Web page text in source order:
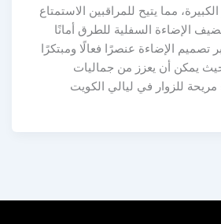
مما يتيح للمراقبين الاستمتاع
الإضاءة السفلية للطرق أمانًا
تصميم الإضاءة عنصرًا فعالًا ومبتكرًا
يمكن أن يعزز من جماليات
مريحة للزوار في ليالي الكويت